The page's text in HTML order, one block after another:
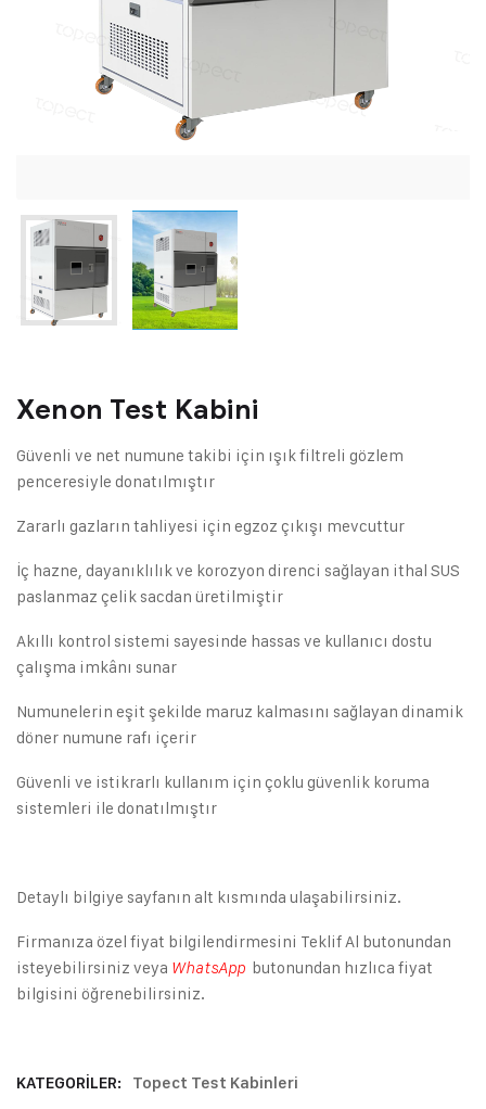
Xenon Test Kabini
Güvenli ve net numune takibi için ışık filtreli gözlem
penceresiyle donatılmıştır
Zararlı gazların tahliyesi için egzoz çıkışı mevcuttur
İç hazne, dayanıklılık ve korozyon direnci sağlayan ithal SUS
paslanmaz çelik sacdan üretilmiştir
Akıllı kontrol sistemi sayesinde hassas ve kullanıcı dostu
çalışma imkânı sunar
Numunelerin eşit şekilde maruz kalmasını sağlayan dinamik
döner numune rafı içerir
Güvenli ve istikrarlı kullanım için çoklu güvenlik koruma
sistemleri ile donatılmıştır
Detaylı bilgiye sayfanın alt kısmında ulaşabilirsiniz.
Firmanıza özel fiyat bilgilendirmesini Teklif Al butonundan
isteyebilirsiniz veya WhatsApp butonundan hızlıca fiyat
bilgisini öğrenebilirsiniz.
KATEGORILER:
Topect Test Kabinleri